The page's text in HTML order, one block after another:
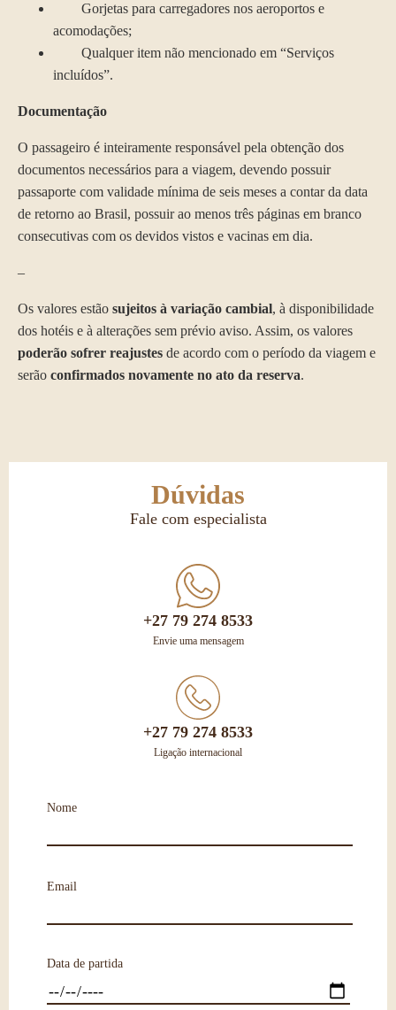
Gorjetas para carregadores nos aeroportos e
acomodações;
Qualquer item não mencionado em “Serviços
incluídos”.
Documentação
O passageiro é inteiramente responsável pela obtenção dos
documentos necessários para a viagem, devendo possuir
passaporte com validade mínima de seis meses a contar da data
de retorno ao Brasil, possuir ao menos três páginas em branco
consecutivas com os devidos vistos e vacinas em dia.
–
Os valores estão sujeitos à variação cambial, à disponibilidade
dos hotéis e à alterações sem prévio aviso. Assim, os valores
poderão sofrer reajustes de acordo com o período da viagem e
serão confirmados novamente no ato da reserva.
Dúvidas
Fale com especialista
+27 79 274 8533
Envie uma mensagem
+27 79 274 8533
Ligação internacional
Nome
Email
Data de partida